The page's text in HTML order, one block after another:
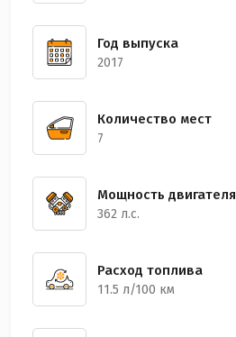
Год выпуска
2017
Количество мест
7
Мощность двигателя
362 л.с.
Расход топлива
11.5 л/100 км